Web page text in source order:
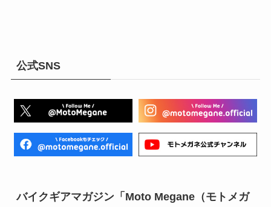
公式SNS
バイクギアマガジン「Moto Megane（モトメガ